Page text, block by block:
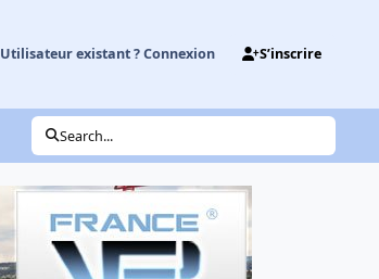
Utilisateur existant ? Connexion S’inscrire
Search...